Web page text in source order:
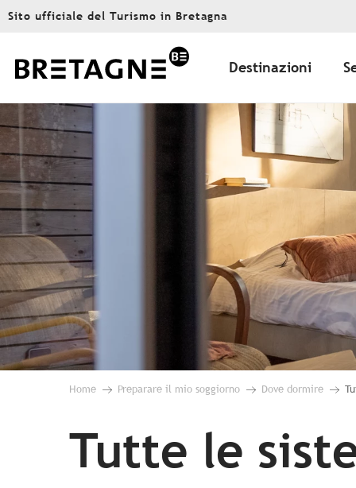
Aller
principal
Sito ufficiale del Turismo in Bretagna
Destinazioni
Home Preparare il mio soggiorno Dove dormire
Tutte le